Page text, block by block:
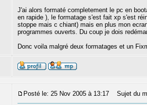
J'ai alors formaté completement le pc en
en rapide ), le formatage s'est fait xp s'est
stoppe mais c chiant) mais en plus mon
programmes ouverts. Du coup je dois
Donc voila malgré deux formatages et un
Posté le: 25 Nov 2005 à 13:17 Sujet du